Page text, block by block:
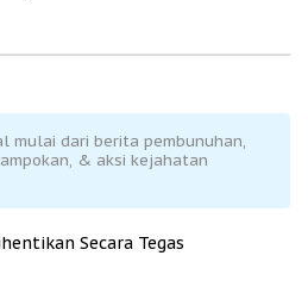
mulai dari berita pembunuhan,
& aksi kejahatan
Secara Tegas